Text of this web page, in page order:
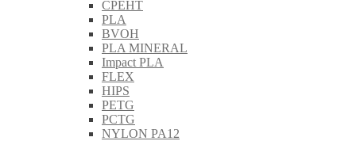
CPEHT
PLA
BVOH
PLA MINERAL
Impact PLA
FLEX
HIPS
PETG
PCTG
NYLON PA12